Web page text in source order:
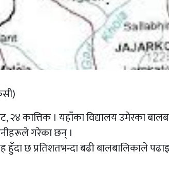
२४ कात्तिक । यहाँका विद्यालय उमेरका
गरेका छन् ।
हुँदा छ प्रतिशतभन्दा बढी बालबालिकाले